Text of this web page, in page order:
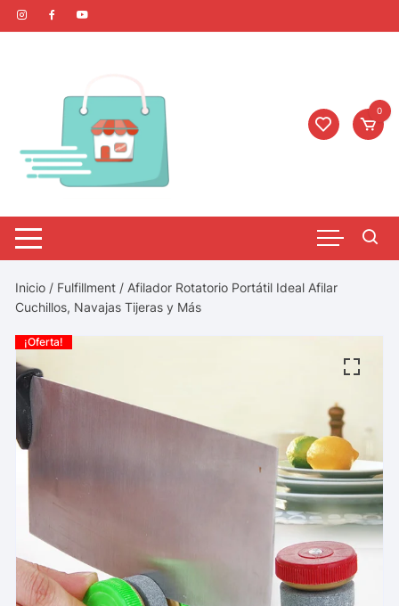
0
Inicio / Fulfillment / Afilador Rotatorio Portátil Ideal Afilar
Cuchillos, Navajas Tijeras y Más
¡Oferta!